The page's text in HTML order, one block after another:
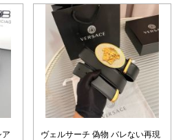
ヴェルサーチ 偽物 バレない再現